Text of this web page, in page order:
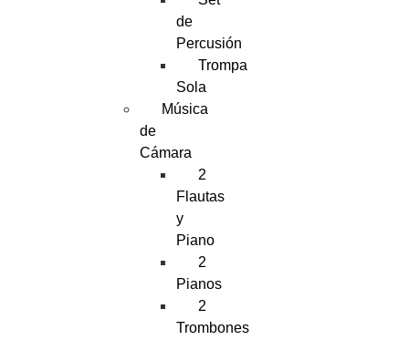
de
Percusión
Trompa
Sola
Música
de
Cámara
2
Flautas
y
Piano
2
Pianos
2
Trombones